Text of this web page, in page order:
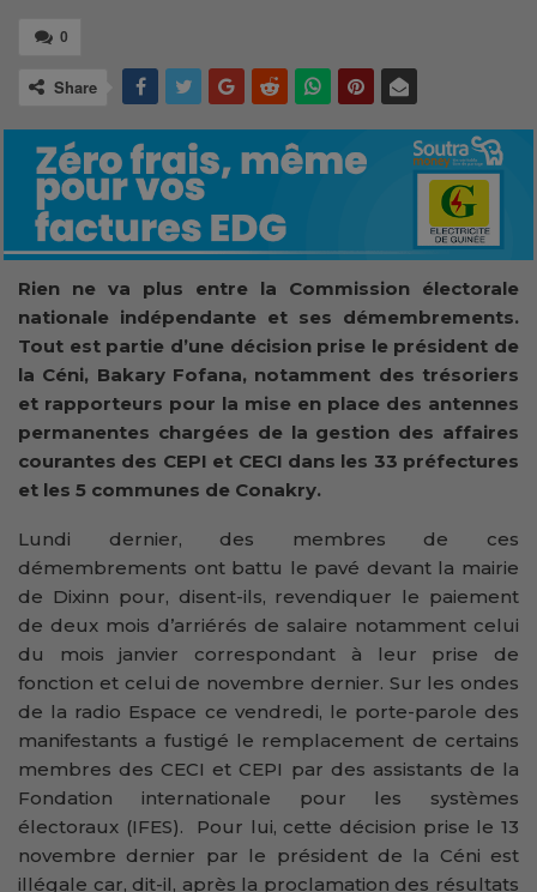
0
Share
Rien ne va plus entre la Commission électorale
nationale indépendante et ses démembrements.
Tout est partie d’une décision prise le président de
la Céni, Bakary Fofana, notamment des trésoriers
et rapporteurs pour la mise en place des antennes
permanentes chargées de la gestion des affaires
courantes des CEPI et CECI dans les 33 préfectures
et les 5 communes de Conakry.
Lundi dernier, des membres de ces
démembrements ont battu le pavé devant la mairie
de Dixinn pour, disent-ils, revendiquer le paiement
de deux mois d’arriérés de salaire notamment celui
du mois janvier correspondant à leur prise de
fonction et celui de novembre dernier. Sur les ondes
de la radio Espace ce vendredi, le porte-parole des
manifestants a fustigé le remplacement de certains
membres des CECI et CEPI par des assistants de la
Fondation internationale pour les systèmes
électoraux (IFES). Pour lui, cette décision prise le 13
novembre dernier par le président de la Céni est
illégale car, dit-il, après la proclamation des résultats